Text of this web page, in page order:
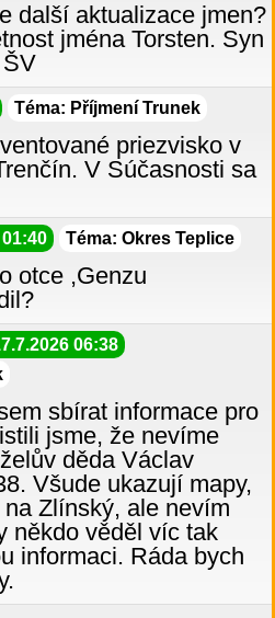
další aktualizace jmen?
jména Torsten. Syn
Téma: Příjmení Trunek
priezvisko v
V Súčasnosti sa
Téma: Okres Teplice
otce ,Genzu
06:38
sbírat informace pro
jsme, že nevíme
děda Václav
Všude ukazují mapy,
Zlínský, ale nevím
někdo věděl víc tak
informaci. Ráda bych